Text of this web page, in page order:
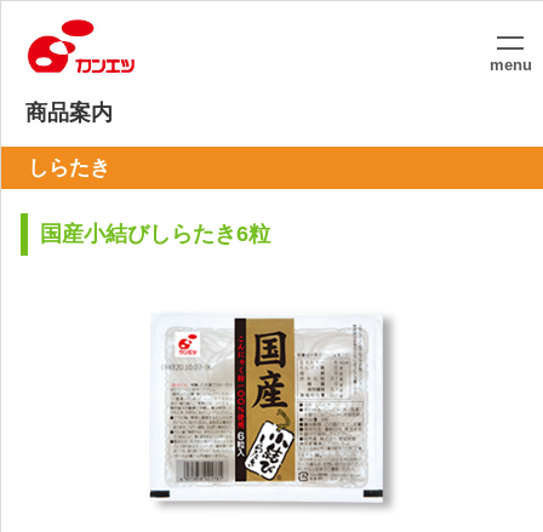
menu
商品案内
しらたき
国産小結びしらたき6粒